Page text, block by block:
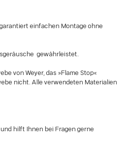
einfachen Montage ohne
gewährleistet.
von Weyer, das »Flame Stop«
nicht. Alle verwendeten Materialien
hilft Ihnen bei Fragen gerne